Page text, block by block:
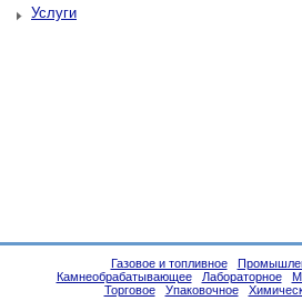
Услуги
Газовое и топливное
Камнеобрабатывающее
Лабораторное
Торговое
Упаковочное